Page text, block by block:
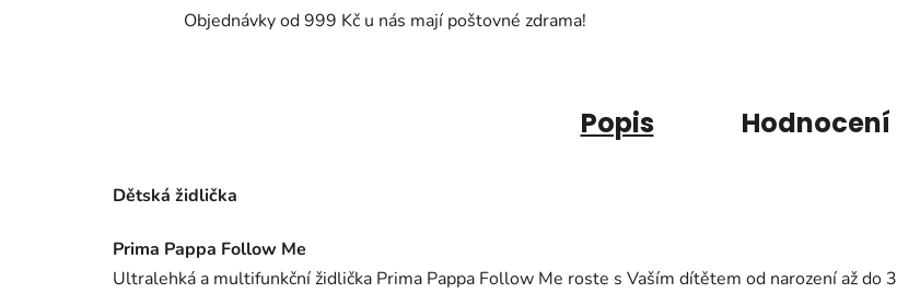
Objednávky od 999 Kč u nás mají poštovné zdrama!
Popis Hodnocení
Dětská židlička
Prima Pappa Follow Me
Ultralehká a multifunkční židlička Prima Pappa Follow Me roste s Vaším dítětem od narození až do 3